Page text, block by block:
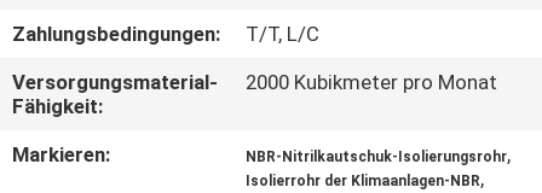
UNS
IN
VERBINDUNG
Zahlungsbedingungen:
T/T, L/C
Versorgungsmaterial-
Fähigkeit:
2000 Kubikmeter pro Monat
Markieren: NBR-Nitrilkautschuk-Isolierungsrohr,
Isolierrohr der Klimaanlagen-NBR,